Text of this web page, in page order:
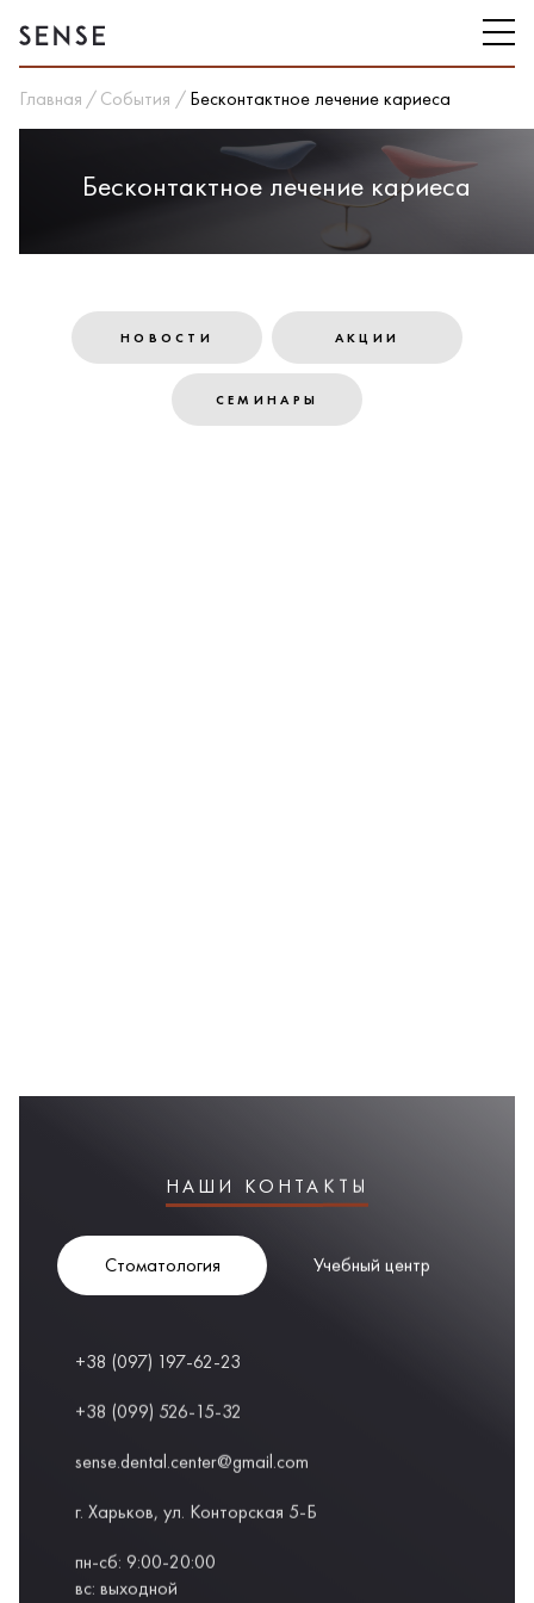
Главная События Бесконтактное лечение кариеса
Бесконтактное лечение кариеса
НОВОСТИ АКЦИИ
СЕМИНАРЫ
НАШИ КОНТАКТЫ
Стоматология Учебный центр
+38 (097) 197-62-23
+38 (099) 526-15-32
sense.dental.center@gmail.com
г. Харьков, ул. Конторская 5-Б
пн-сб: 9:00-20:00
вс: выходной